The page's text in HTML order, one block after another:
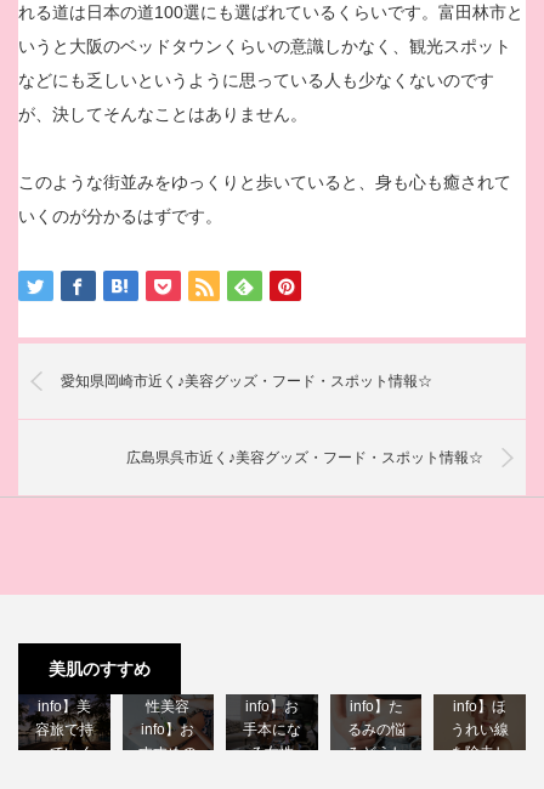
れる道は日本の道100選にも選ばれているくらいです。富田林市と
いうと大阪のベッドタウンくらいの意識しかなく、観光スポット
などにも乏しいというように思っている人も少なくないのです
が、決してそんなことはありません。
このような街並みをゆっくりと歩いていると、身も心も癒されて
いくのが分かるはずです。
愛知県岡崎市近く♪美容グッズ・フード・スポット情報☆
広島県呉市近く♪美容グッズ・フード・スポット情報☆
美肌のすすめ
【40代女
info】美
容旅で持
っていく
性美容
info】お
すすめの
info】お
手本にな
る女性
info】た
るみの悩
みどうし
info】ほ
うれい線
を除去し